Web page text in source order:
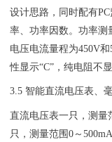
设计思路，同时配有
率、功率因数。功率测
电压电流量程为450V
性显示“C”，纯电阻不
3.5 智能直流电压表、
直流电压表一只，测量
只，测量范围0～